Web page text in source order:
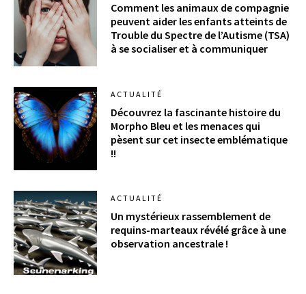
Comment les animaux de compagnie
peuvent aider les enfants atteints de
Trouble du Spectre de l’Autisme (TSA)
à se socialiser et à communiquer
ACTUALITÉ
Découvrez la fascinante histoire du
Morpho Bleu et les menaces qui
pèsent sur cet insecte emblématique
!!
ACTUALITÉ
Un mystérieux rassemblement de
requins-marteaux révélé grâce à une
observation ancestrale !